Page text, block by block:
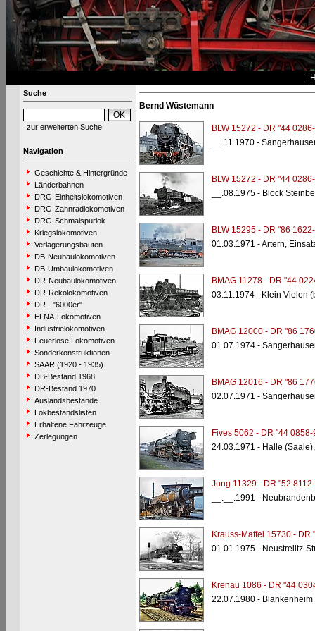
Suche
zur erweiterten Suche
Navigation
Geschichte & Hintergründe
Länderbahnen
DRG-Einheitslokomotiven
DRG-Zahnradlokomotiven
DRG-Schmalspurlok.
Kriegslokomotiven
Verlagerungsbauten
DB-Neubaulokomotiven
DB-Umbaulokomotiven
DR-Neubaulokomotiven
DR-Rekolokomotiven
DR - "6000er"
ELNA-Lokomotiven
Industrielokomotiven
Feuerlose Lokomotiven
Sonderkonstruktionen
SAAR (1920 - 1935)
DB-Bestand 1968
DR-Bestand 1970
Auslandsbestände
Lokbestandslisten
Erhaltene Fahrzeuge
Zerlegungen
Bernd Wüstemann
BLW 15272 - DR "44
__.11.1970 -
BLW 15272 - DR "44
__.08.1975 - Block
BLW 15295 - DR "86
01.03.1971 - Artern,
BMAG 11278 - DR "44
03.11.1974 - Klein Vielen
BMAG 12000 - DR "86
01.07.1974 -
BMAG 12016 - DR "86
02.07.1971 -
Fives 5062 - DR "44 0858-
24.03.1971 - Halle
Jung 11329 - DR "52
__.__.1991 -
Krauss-Maffei 15730 - DR
01.01.1975 - Neustrelitz-
Krenau 1086 - DR "44
22.07.1980 - Blankenheim